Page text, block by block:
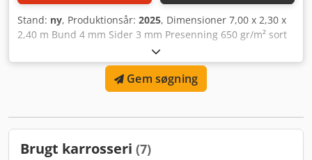
Stand: ny, Produktionsår: 2025, Dimensioner 7,00 x 2,30 x
2,40 m Bund 4 mm Sider 3 mm Presenning 650 gr/m² sort
Dimensioner 7,50 x 2,70 m Codpfx Aaox Hkzljneha Elastik
og maljer for hver 500 mm
Gem søgning
Brugt karrosseri (7)